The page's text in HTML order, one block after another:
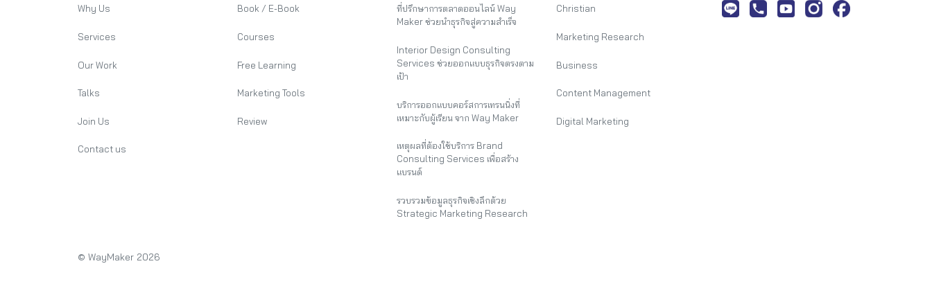
Why Us
Services
Our Work
Talks
Join Us
Contact us
Book / E-Book
Courses
Free Learning
Marketing Tools
Review
ที่ปรึกษาการตลาดออนไลน์ Way
Maker ช่วยนำธุรกิจสู่ความสำเร็จ
Interior Design Consulting
Services ช่วยออกแบบธุรกิจตรงตาม
เป้า
บริการออกแบบคอร์สการเทรนนิ่งที่
เหมาะกับผู้เรียน จาก Way Maker
เหตุผลที่ต้องใช้บริการ Brand
Consulting Services เพื่อสร้าง
แบรนด์
รวบรวมข้อมูลธุรกิจเชิงลึกด้วย
Strategic Marketing Research
Christian
Marketing Research
Business
Content Management
Digital Marketing
© WayMaker 2026